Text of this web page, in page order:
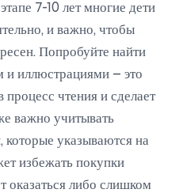
7-10 лет многие дети
и важно, чтобы
Попробуйте найти
иллюстрациями – это
процесс чтения и сделает
важно учитывать
которые указываются на
избежать покупки
оказаться либо слишком